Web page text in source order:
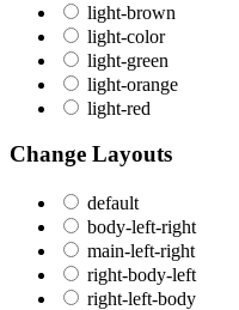
light-brown
light-color
light-green
light-orange
light-red
Change Layouts
default
body-left-right
main-left-right
right-body-left
right-left-body